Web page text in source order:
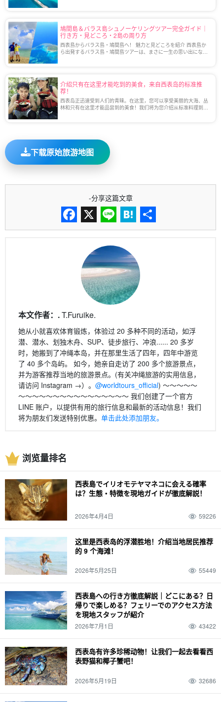
鳩間島＆バラス島シュノーケリングツアー完全ガイド｜
行き方・見どころ・2島の周り方
西表島からバラス島・鳩間島へ！ 魅力と見どころを紹介 西表島か
ら出発するバラス島・鳩間島ツアーは、まさに一生の思い出になる
介绍只有在这里才能吃到的美食，来自西表岛的标准推
荐！
西表岛正迅速受到人们的青睐。在这里，您可以享受美丽的大海、丛
林和只有在这里才能品尝到的美食！我们将为您介绍从标准料理到令
下载原始旅游地图
-分享这篇文章
Facebook
X Line Hatena分
本文作者：.T.Furuike.
她从小就喜欢体育锻炼，体验过 20 多种不同的活动，如浮
潜、潜水、划独木舟、SUP、徒步旅行、冲浪...... 20 多岁
时，她搬到了冲绳本岛，并在那里生活了四年，四年中游览
了 40 多个岛屿。 如今，她亲自走访了 200 多个旅游景点，
并为游客推荐当地的旅游景点。(有关冲绳旅游的实用信息，
请访问 Instagram →）。 @worldtours_official) 〜〜〜〜〜
〜〜〜〜〜〜〜〜〜〜〜〜〜〜〜〜 我们创建了一个官方
LINE 账户，以提供有用的旅行信息和最新的活动信息！我们
将为朋友们发送特别优惠。 单击此处添加朋友。
浏览量排名
西表島でイリオモテヤマネコに会える確率
は？生態・特徴を現地ガイドが徹底解説！
2026年4月4日 59226
这里是西表岛的浮潜胜地！介绍当地居民推荐
的 9 个海滩！
2026年5月25日 55449
西表島への行き方徹底解説｜どこにある？日
帰りで楽しめる？フェリーでのアクセス方法
を現地スタッフが紹介
2026年7月1日 43422
西表岛有许多珍稀动物！让我们一起去看看西
表野猫和椰子蟹吧！
2026年5月19日 32686